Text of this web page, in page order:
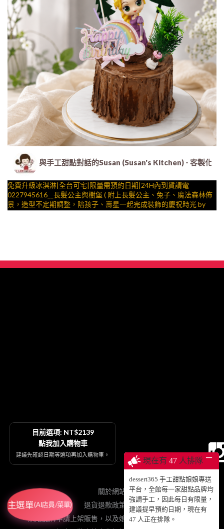
與手工甜點對話的Susan (Susan's Kitchen) - 客製化
免費升級冰淇淋|全台可宅|限量需預約日期|24H內到貨請電
0227945616__長髮公主與樹堡 ( 附上長髮公主、兔子、魔法森林佈
景，造型不定期調整，陪孩子、壽星一起完成裝飾的慶祝時光 by
現在有 47 人排隊 ─
dessert365 手工甜點娘娘專送
平台，全館每一家甜點品牌均
強調手工，因此每日有限量，
建議提早預約日期，現在有
47 人正在排隊。
關於網站
退貨退款政策契約
烘焙品牌申請上架販售，以及娘娘專送、動蛋糕授權等
目前選項: NT$2139
點我加入購物車
建議先確認日期等選項再加入購物車。
主選單(AI店員/菜單)